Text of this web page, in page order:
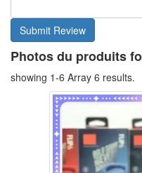
Photos du produits
showing 1-6 Array 6 results.